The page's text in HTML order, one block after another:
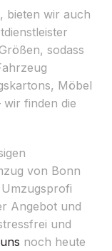
bieten wir auch
sodass
Möbel
wir finden die
von Bonn
Angebot und
und
noch heute